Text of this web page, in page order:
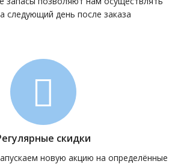
следующий день после заказа
скидки
новую акцию на определённые